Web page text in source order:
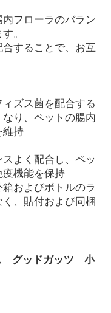
フローラのバラン
。
することで、お互
ズス菌を配合する
り、ペットの腸内
維持
よく配合し、ペッ
疫機能を保持
およびボトルのラ
、貼付および同梱
グッドガッツ 小